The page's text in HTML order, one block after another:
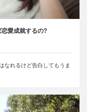
愛成就するの?
なれるけど告白してもうま